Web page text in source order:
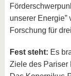
unserer
Forschung für
Fest steht: Es
Ziele des Pariser